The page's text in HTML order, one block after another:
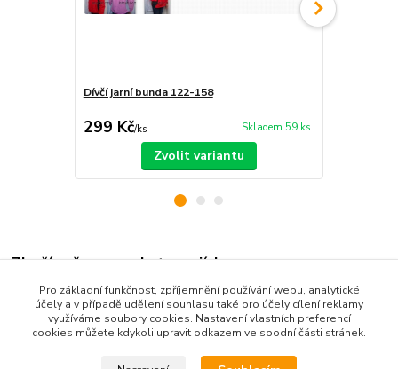
Dívčí jarní bunda 122-158
299 Kč/ks Skladem 59 ks
Zvolit variantu
Zboží zařazeno v kategoriích
Dětské oblečení
Dětské bundy a kabáty
Pro základní funkčnost, zpříjemnění používání webu, analytické
účely a v případě udělení souhlasu také pro účely cílení reklamy
využíváme soubory cookies. Nastavení vlastních preferencí
cookies můžete kdykoli upravit odkazem ve spodní části stránek.